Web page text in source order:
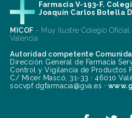
Farmacia V-193-F.
Joaquín Carlos Botella
MICOF - Muy Ilustre Colegio Oficial
Valencia
Autoridad competente
Dirección General de Farmacia
Control y Vigilancia de Productos
C/ Micer Mascó, 31-33 · 46010
socvpf.dgfarmacia@gva.es ·